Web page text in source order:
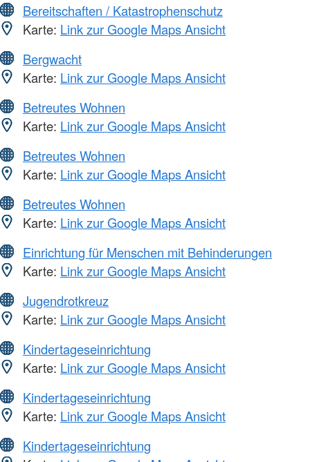
Bereitschaften / Katastrophenschutz
Karte: Link zur Google Maps Ansicht
Bergwacht
Karte: Link zur Google Maps Ansicht
Betreutes Wohnen
Karte: Link zur Google Maps Ansicht
Betreutes Wohnen
Karte: Link zur Google Maps Ansicht
Betreutes Wohnen
Karte: Link zur Google Maps Ansicht
Einrichtung für Menschen mit Behinderungen
Karte: Link zur Google Maps Ansicht
Jugendrotkreuz
Karte: Link zur Google Maps Ansicht
Kindertageseinrichtung
Karte: Link zur Google Maps Ansicht
Kindertageseinrichtung
Karte: Link zur Google Maps Ansicht
Kindertageseinrichtung